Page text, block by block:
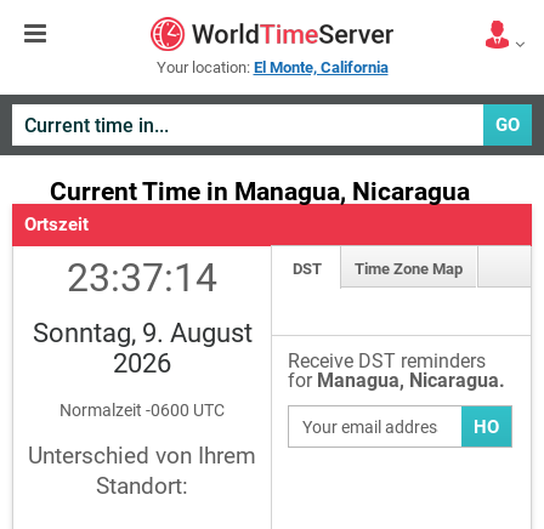
Your location: El Monte, California
GO
Current Time in Managua, Nicaragua
Ortszeit
23:37:14
Sonntag, 9. August
2026
Normalzeit -0600 UTC
Unterschied von Ihrem
Standort:
DST Time Zone Map
Receive DST reminders
for Managua, Nicaragua.
HO